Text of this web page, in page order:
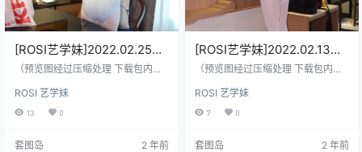
[ROSI艺学妹]2022.02.25
NO.253[82+1P／120MB]
（预览图经过压缩处理 下载包内是
ROSI 艺学妹
13 0
套图岛 2 年前
[ROSI艺学妹]2022.02.13
NO.252[81+1P／138MB]
（预览图经过压缩处理 下载包内是
ROSI 艺学妹
7 0
套图岛 2 年前